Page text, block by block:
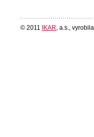
© 2011 IKAR , a.s., vyrobila